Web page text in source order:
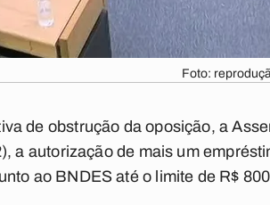
Foto:
de obstrução da oposição, a
a autorização de mais um
ao BNDES até o limite de R$